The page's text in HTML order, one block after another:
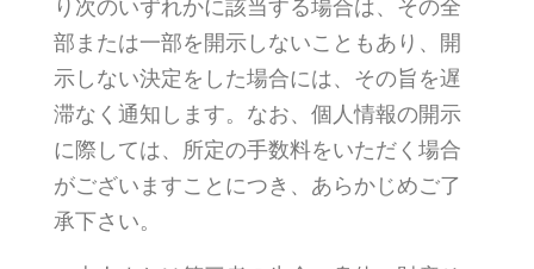
り次のいずれかに該当する場合は、その全
部または一部を開示しないこともあり、開
示しない決定をした場合には、その旨を遅
滞なく通知します。なお、個人情報の開示
に際しては、所定の手数料をいただく場合
がございますことにつき、あらかじめご了
承下さい。